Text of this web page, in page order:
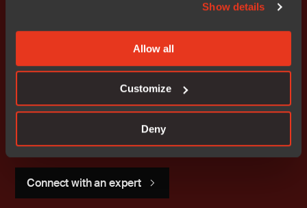
Show details
Allow all
Customize
Deny
Get started today.
Our worldwide sales team is
here to guide you.
Connect with an expert